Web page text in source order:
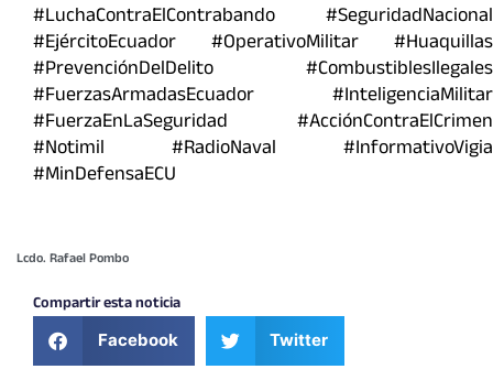
#LuchaContraElContrabando #SeguridadNacional
#EjércitoEcuador #OperativoMilitar #Huaquillas
#PrevenciónDelDelito #CombustiblesIlegales
#FuerzasArmadasEcuador #InteligenciaMilitar
#FuerzaEnLaSeguridad #AcciónContraElCrimen
#Notimil #RadioNaval #InformativoVigia
#MinDefensaECU
Lcdo. Rafael Pombo
Compartir esta noticia
Facebook Twitter